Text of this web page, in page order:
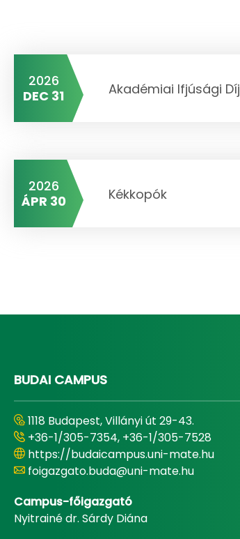
2026
DEC 31
Akadémiai Ifjúsági Díj
2026
ÁPR 30
Kékkopók
BUDAI CAMPUS
1118 Budapest, Villányi út 29-43.
+36-1/305-7354, +36-1/305-7528
https://budaicampus.uni-mate.hu
foigazgato.buda@uni-mate.hu
Campus-főigazgató
Nyitrainé dr. Sárdy Diána